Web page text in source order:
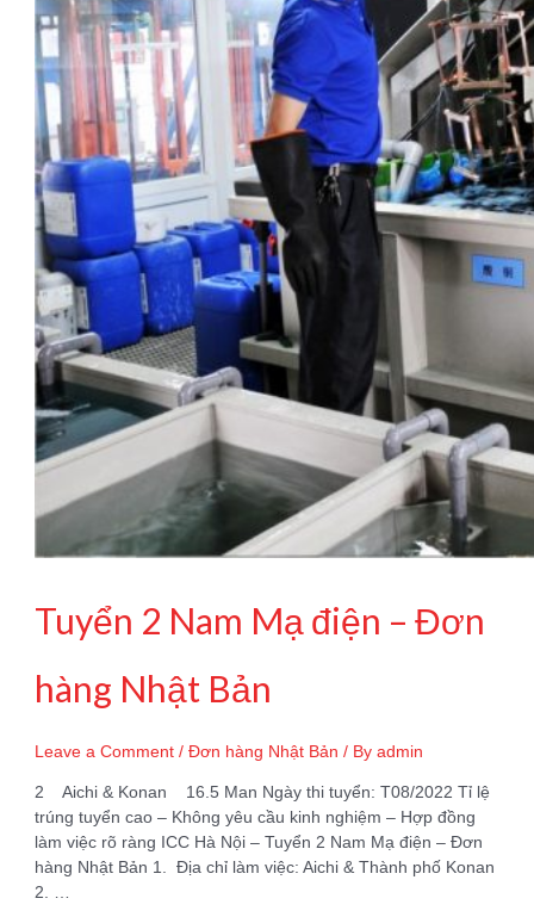
Tuyển 2 Nam Mạ điện – Đơn
hàng Nhật Bản
Leave a Comment /Đơn hàng Nhật Bản / Byadmin
2 Aichi & Konan 16.5 Man Ngày thi tuyển: T08/2022 Tỉ lệ
trúng tuyển cao – Không yêu cầu kinh nghiệm – Hợp đồng
làm việc rõ ràng ICC Hà Nội – Tuyển 2 Nam Mạ điện – Đơn
hàng Nhật Bản 1. Địa chỉ làm việc: Aichi & Thành phố Konan
2. …